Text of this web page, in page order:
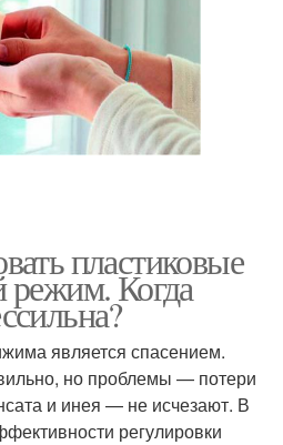
пластиковые
режим. Когда
является спасением.
но проблемы — потери
и инея — не исчезают. В
регулировки